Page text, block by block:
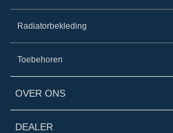
Radiatorbekleding
Toebehoren
OVER ONS
DEALER